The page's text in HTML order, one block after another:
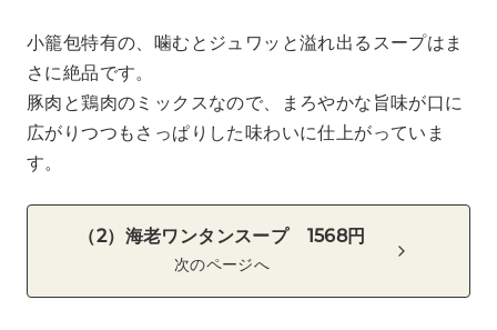
小籠包特有の、噛むとジュワッと溢れ出るスープはま
さに絶品です。
豚肉と鶏肉のミックスなので、まろやかな旨味が口に
広がりつつもさっぱりした味わいに仕上がっていま
す。
（2）海老ワンタンスープ 1568円
次のページへ